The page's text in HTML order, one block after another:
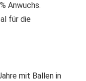
Anwuchs.
für die
mit Ballen in